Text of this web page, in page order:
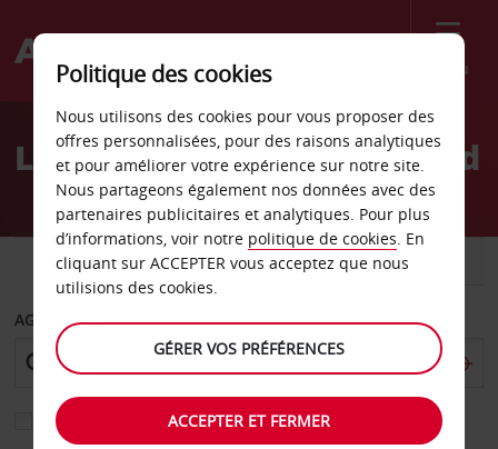
Menu
Welcome
AvisLocation de voiture Madrid
VOITURE UTILITAIRE
AGENCE DE DÉPART
Sélectionnez une autre agence de retour
Politique des cookies
Nous utilisons des cookies pour vous proposer des
offres personnalisées, pour des raisons analytiques
et pour améliorer votre expérience sur notre site.
Nous partageons également nos données avec des
partenaires publicitaires et analytiques. Pour plus
d’informations, voir notre politique de cookies. En
cliquant sur ACCEPTER vous acceptez que nous
utilisions des cookies.
GÉRER VOS PRÉFÉRENCES
ACCEPTER ET FERMER